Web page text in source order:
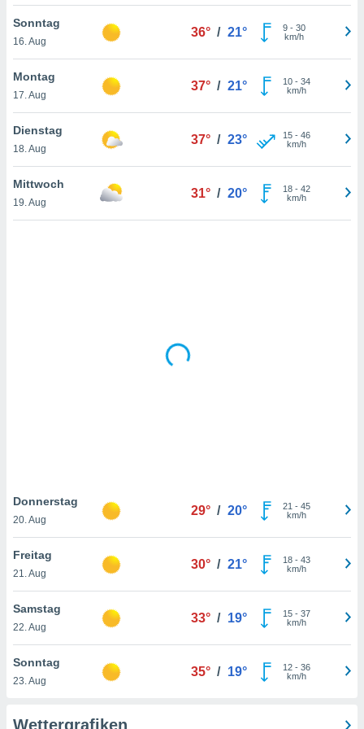
der
weiterhin
nicht
von
und
auf
klicken.
Sonntag
16. Aug
36° / 21° 9- 30
km/h
Montag
17. Aug
37° / 21° 10- 34
km/h
Dienstag
18. Aug
37° / 23° 15- 46
km/h
Mittwoch
19. Aug
31° / 20° 18- 42
km/h
Donnerstag
20. Aug
29° / 20° 21 - 45
km/h
Freitag
21. Aug
30° / 21° 18- 43
km/h
Samstag
22. Aug
33° / 19° 15- 37
km/h
Sonntag
23. Aug
35° / 19° 12- 36
km/h
Wettergrafiken